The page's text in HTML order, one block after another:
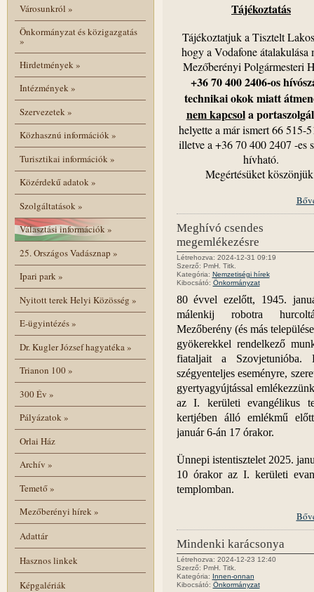
Városunkról »
Önkormányzat és közigazgatás
»
Hirdetmények»
Intézmények»
Szervezetek»
Közhasznú információk»
Turisztikai információk»
Közérdekű adatok»
Szolgáltatások»
Választási információk»
25. Országos Vadásznap »
Ipari park»
Nyitott terek Helyi Közösség »
E-ügyintézés»
Dr. Kugler József hagyatéka»
Trianon 100»
300 Év »
Pályázatok»
Orlai Ház
Archív »
Temető»
Mezőberényi hírek»
Adattár
Hasznos linkek
Képgalériák
Tájékoztatás
Tájékoztatjuk a Tisztelt
hogy a Vodafone átalakulása
Mezőberényi Polgármesteri
+36 70 400 2406-os
technikai okok miatt
nem kapcsola
helyette a már ismert 66 515-
illetve a +36 70 400 2407 -es
hívható.
Megértésüket
Meghívó csendes
megemlékezésre
Létrehozva: 2024-12-31 09:19
Szerző: PmH. Titk.
Kategória: Nemzetiségi hírek
Kibocsátó: Önkormányzat
80 évvel ezelőtt, 1945.
málenkij robotra
Mezőberény (és más
gyökerekkel rendelkező
fiataljait a Szovjetunióba.
szégyenteljes eseményre,
gyertyagyújtással
az I. kerületi evangélikus
kertjében álló emlékmű
január 6-án 17 órakor.
Ünnepi istentisztelet 2025.
10 órakor az I. kerületi
templomban.
Mindenki karácsonya
Létrehozva: 2024-12-23 12:40
Szerző: PmH. Titk.
Kategória: Innen-onnan
Kibocsátó: Önkormányzat